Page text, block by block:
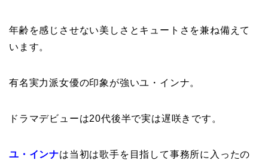
年齢を感じさせない美しさとキュートさを兼ね備えて
います。
有名実力派女優の印象が強いユ・インナ。
ドラマデビューは20代後半で実は遅咲きです。
ユ・インナは当初は歌手を目指して事務所に入ったの